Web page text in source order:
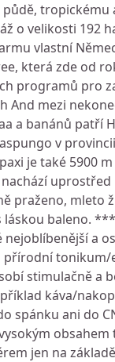
tropickému
o velikosti 192
vlastní
která zde od
programů pro
And mezi
a banánů patří
v
je také 5900
praženo, mleto
baleno.
nejoblíbenější a
přírodní tonikum/
stimulačně a
káva/
spánku ani do
jen na